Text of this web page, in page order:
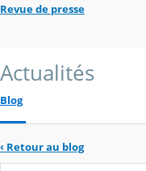
Revue de presse
Actualités
Blog
‹ Retour au blog